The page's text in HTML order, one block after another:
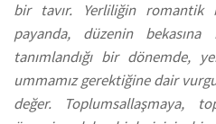
bir tavır. Yerliliğin romantik
payanda, düzenin
tanımlandığı bir dönemde,
ummamız gerektiğine dair
değer. Toplumsallaşmaya,